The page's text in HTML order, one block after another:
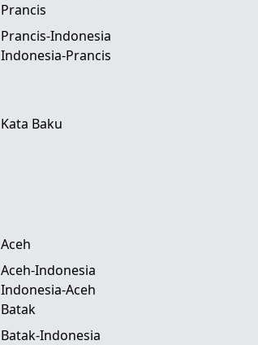
Prancis
Prancis-Indonesia
Indonesia-Prancis
Kata Baku
Aceh
Aceh-Indonesia
Indonesia-Aceh
Batak
Batak-Indonesia